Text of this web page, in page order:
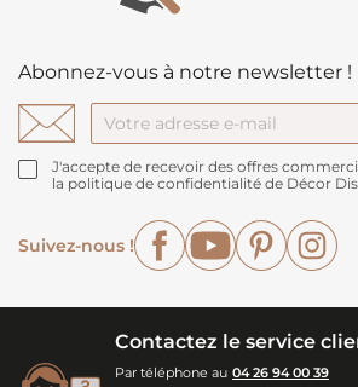
Abonnez-vous à notre newsletter !
J'accepte de recevoir des offres
la politique de confidentialité de Décor
Suivez-nous !
FacebookYouTube
Contactez le service
Par téléphone au 04 26 94 00 39